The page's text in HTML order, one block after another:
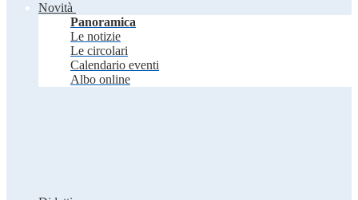
Novità
Panoramica
Le notizie
Le circolari
Calendario eventi
Albo online